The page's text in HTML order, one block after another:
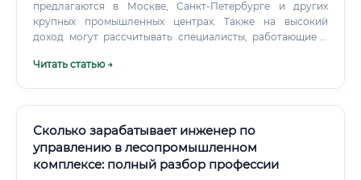
предлагаются в Москве, Санкт-Петербурге и других
крупных промышленных центрах. Также на высокий
доход могут рассчитывать специалисты, работающие в
производящих продукцию премиум-сегмента. Владение
Читать статью →
Сколько зарабатывает инженер по
управлению в лесопромышленном
комплексе: полный разбор профессии